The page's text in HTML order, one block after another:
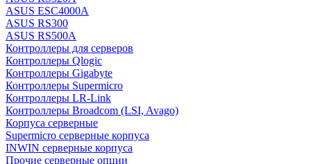
ASUS ESC4000A
ASUS RS300
ASUS RS500A
Контроллеры для серверов
Контроллеры Qlogic
Контроллеры Gigabyte
Контроллеры Supermicro
Контроллеры LR-Link
Контроллеры Broadcom (LSI, Avago)
Корпуса серверные
Supermicro серверные корпуса
INWIN серверные корпуса
Прочие серверные опции